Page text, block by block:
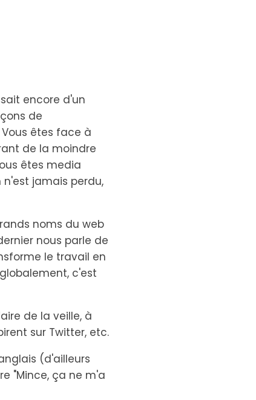
encore d'un
de
êtes face à
de la moindre
êtes media
n'est jamais perdu,
noms du web
nous parle de
le travail en
c'est
de la veille, à
sur Twitter, etc.
(d'ailleurs
"Mince, ça ne m'a